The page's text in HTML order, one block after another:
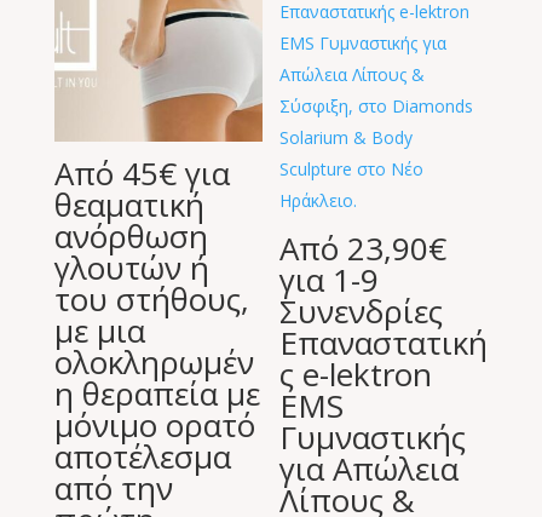
Από 45€ για
θεαματική
ανόρθωση
γλουτών ή
του στήθους,
με μια
ολοκληρωμέν
η θεραπεία με
μόνιμο ορατό
αποτέλεσμα
από την
Από 23,90€
για 1-9
Συνενδρίες
Επαναστατική
ς e-lektron
EMS
Γυμναστικής
για Απώλεια
Λίπους &